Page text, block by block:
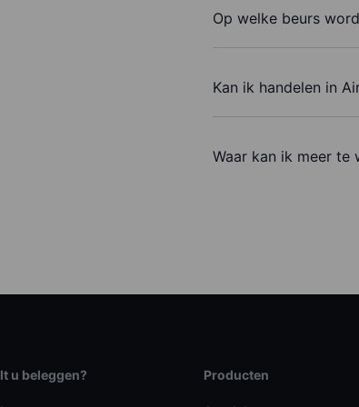
Op welke beurs
Kan ik handelen in
Waar kan ik meer te
u beleggen? Producten